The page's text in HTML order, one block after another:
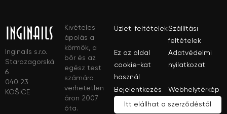
Inginails s.r.o.
Starozagorská
6
040 23
KOŠICE
Kivételes
ápolás a
körmök, a
bőr és az
egész test
számára
verhetetlen
áron 2007
óta.
Üzleti feltételekSzállítási
feltételek
Ez az oldal
cookie-kat
használ
Adatvédelmi
nyilatkozat
Bejelentkezés Webhelytérkép
Itt elállhat a szerződéstől